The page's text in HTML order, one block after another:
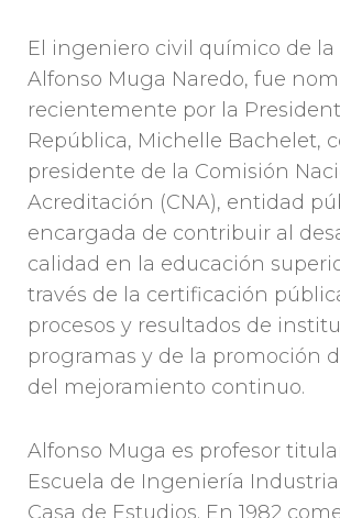
El ingeniero civil químico de la
Alfonso Muga Naredo, fue
recientemente por la
República, Michelle Bachelet,
presidente de la Comisión
Acreditación (CNA), entidad
encargada de contribuir al
calidad en la educación
través de la certificación
procesos y resultados de
programas y de la promoción
del mejoramiento continuo.
Alfonso Muga es profesor
Escuela de Ingeniería
Casa de Estudios. En 1982